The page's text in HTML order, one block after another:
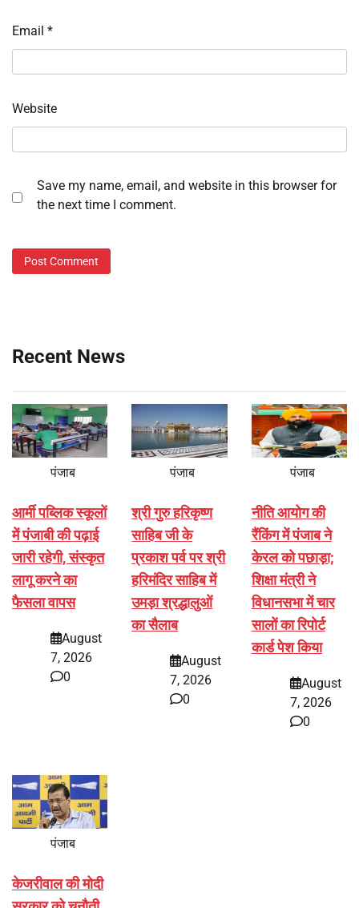
Email *
Website
Save my name, email, and website in this browser for
the next time I comment.
Recent News
पंजाब
आर्मी पब्लिक स्कूलों
में पंजाबी की पढ़ाई
जारी रहेगी, संस्कृत
लागू करने का
फैसला वापस
August
7, 2026
0
पंजाब
श्री गुरु हरिकृष्ण
साहिब जी के
प्रकाश पर्व पर श्री
हरिमंदिर साहिब में
उमड़ा श्रद्धालुओं
का सैलाब
August
7, 2026
0
पंजाब
नीति आयोग की
रैंकिंग में पंजाब ने
केरल को पछाड़ा;
शिक्षा मंत्री ने
विधानसभा में चार
सालों का रिपोर्ट
कार्ड पेश किया
August
7, 2026
0
पंजाब
केजरीवाल की मोदी